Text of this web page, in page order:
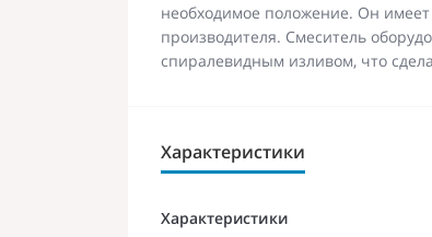
необходимое положение. Он
производителя. Смеситель
спиралевидным изливом, что
Характеристики
Характеристики